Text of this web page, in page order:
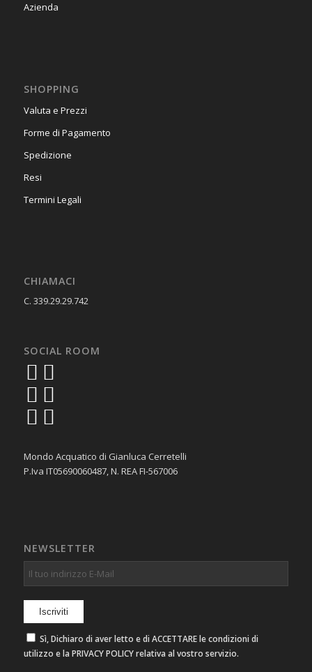
Azienda
SHOPPING
Valuta e Prezzi
Forme di Pagamento
Spedizione
Resi
Termini Legali
CHIAMACI
C. 339.29.29.742
SOCIAL ROOM
Mondo Acquatico di Gianluca Cerretelli
P.Iva IT05690060487, N. REA FI-567006
NEWSLETTER
Sì, Dichiaro di aver letto e di ACCETTARE le condizioni di
utilizzo e la PRIVACY POLICY relativa al vostro servizio.